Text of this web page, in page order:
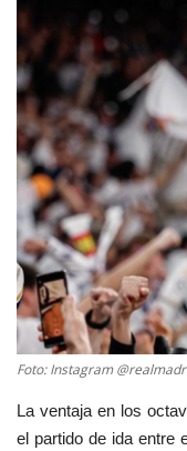
Deportes
Empresas
Videos virales
Cine y TV
Tecnología
Podcast y Audios
Foto: Instagram
La ventaja en los
el partido de ida entre